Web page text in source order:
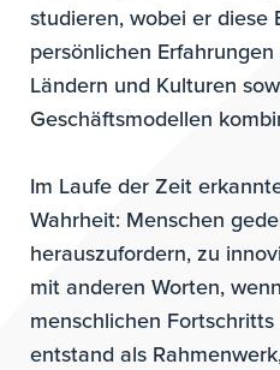
studieren, wobei er diese
persönlichen
Ländern und Kulturen
Geschäftsmodellen
Im Laufe der Zeit
Wahrheit: Menschen
herauszufordern, zu
mit anderen Worten,
menschlichen
entstand als